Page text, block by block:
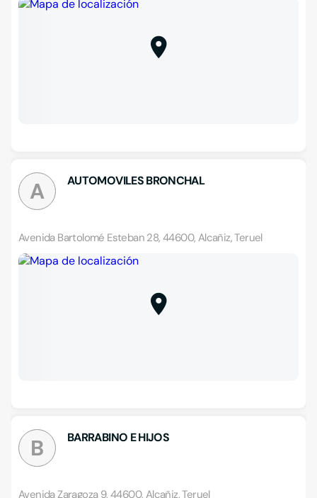
A AUTOMOVILES BRONCHAL
Avenida Bartolomé Esteban 28, 44600, Alcañiz, Teruel
B BARRABINO E HIJOS
Avenida Zaragoza 9, 44600, Alcañiz, Teruel